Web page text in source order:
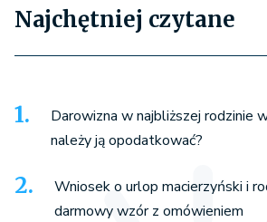
Najchętniej czytane
Darowizna w najbliższej rodzinie
należy ją opodatkować?
Wniosek o urlop macierzyński i
darmowy wzór z omówieniem